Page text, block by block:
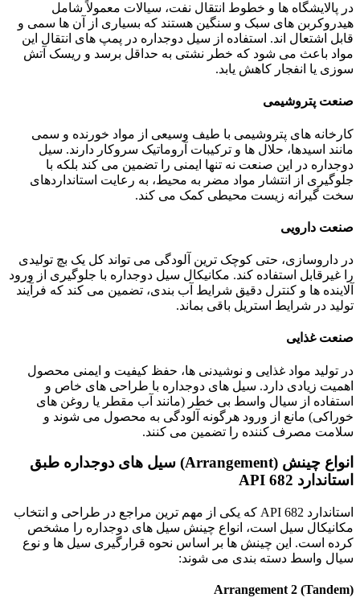
در پالایشگاه ها و خطوط انتقال نفت، سیالات معمولاً شامل
هیدروکربن های سبک و سنگین هستند که بسیاری از آن ها سمی و
قابل اشتعال اند. استفاده از سیل دوجداره در پمپ های انتقال این
مواد باعث می شود که خطر نشتی به حداقل برسد و ریسک آتش
سوزی یا انفجار کاهش یابد.
صنعت پتروشیمی
کارخانه های پتروشیمی با طیف وسیعی از مواد خورنده و سمی
مانند اسیدها، حلال ها و ترکیبات آروماتیک سروکار دارند. سیل
دوجداره در این صنعت نه تنها ایمنی را تضمین می کند بلکه با
جلوگیری از انتشار مواد مضر به محیط، به رعایت استانداردهای
سخت گیرانه زیست محیطی کمک می کند.
صنعت دارویی
در داروسازی، حتی کوچک ترین آلودگی می تواند کل یک بچ تولیدی
را غیرقابل استفاده کند. مکانیکال سیل دوجداره با جلوگیری از ورود
آلاینده ها و کنترل دقیق شرایط آب بندی، تضمین می کند که فرآیند
تولید در شرایط استریل باقی بماند.
صنعت غذایی
در تولید مواد غذایی و نوشیدنی ها، حفظ کیفیت و ایمنی محصول
اهمیت زیادی دارد. سیل های دوجداره با طراحی های خاص و
استفاده از سیال واسط بی خطر (مانند آب مقطر یا روغن های
خوراکی) مانع از ورود هرگونه آلودگی به محصول می شوند و
سلامت مصرف کننده را تضمین می کنند.
انواع چینش (Arrangement) سیل های دوجداره طبق
استاندارد API 682
استاندارد API 682 که یکی از مهم ترین مراجع در طراحی و انتخاب
مکانیکال سیل است، انواع چینش سیل های دوجداره را مشخص
کرده است. این چینش ها بر اساس نحوه قرارگیری سیل ها و نوع
سیال واسط دسته بندی می شوند:
Arrangement 2 (Tandem)